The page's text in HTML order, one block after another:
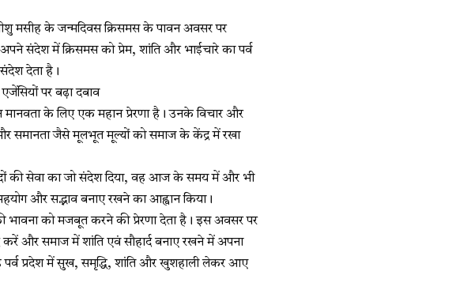
मसीह के जन्मदिवस क्रिसमस के पावन अवसर पर
संदेश में क्रिसमस को प्रेम, शांति और भाईचारे का पर्व
देता है।
पर बढ़ा दबाव
के लिए एक महान प्रेरणा है। उनके विचार और
समानता जैसे मूलभूत मूल्यों को समाज के केंद्र में रखा
की सेवा का जो संदेश दिया, वह आज के समय में और भी
और सद्भाव बनाए रखने का आह्वान किया।
भावना को मजबूत करने की प्रेरणा देता है। इस अवसर पर
और समाज में शांति एवं सौहार्द बनाए रखने में अपना
पर्व प्रदेश में सुख, समृद्धि, शांति और खुशहाली लेकर आए